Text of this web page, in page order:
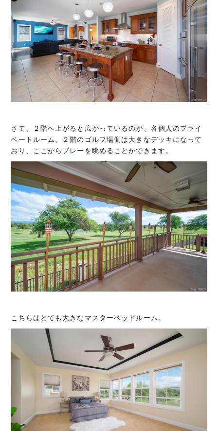
さて、２階へ上がると広がっているのが、各個人のプライ
ベートルーム。２階のゴルフ場側は大きなデッキになって
おり、ここからプレーを眺めることができます。
こちらはとても大きなマスターベッドルーム。